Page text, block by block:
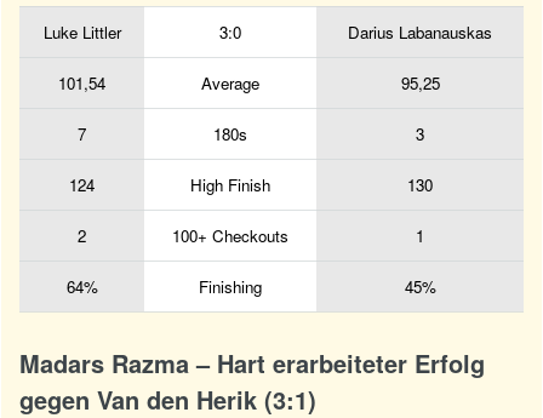
Luke Littler 3:0 Darius Labanauskas
101,54 Average 95,25
7 180s 3
124 High Finish 130
2 100+ Checkouts 1
64% Finishing 45%
Madars Razma – Hart erarbeiteter Erfolg
gegen Van den Herik (3:1)